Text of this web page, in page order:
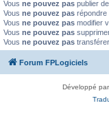
Vous ne pouvez pas publier
Vous ne pouvez pas répondre
Vous ne pouvez pas modifier
Vous ne pouvez pas
Vous ne pouvez pas
Forum FPLogiciels
Développé par